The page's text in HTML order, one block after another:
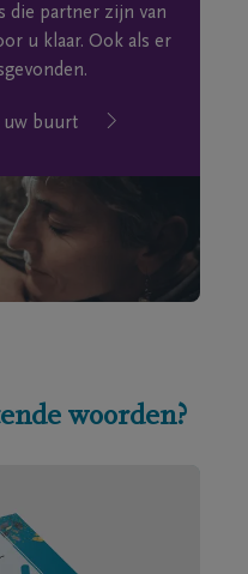
die partner zijn van
u klaar. Ook als er
uw buurt
woorden?